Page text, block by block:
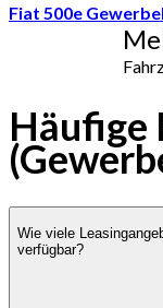
Fiat 500e
Häufige
Wie viele
verfügbar?